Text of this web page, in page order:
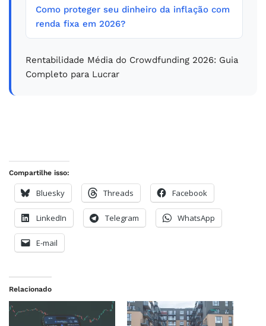
Como proteger seu dinheiro da inflação com
renda fixa em 2026?
Rentabilidade Média do Crowdfunding 2026: Guia
Completo para Lucrar
Compartilhe isso:
Bluesky Threads Facebook
LinkedIn Telegram WhatsApp
E-mail
Relacionado